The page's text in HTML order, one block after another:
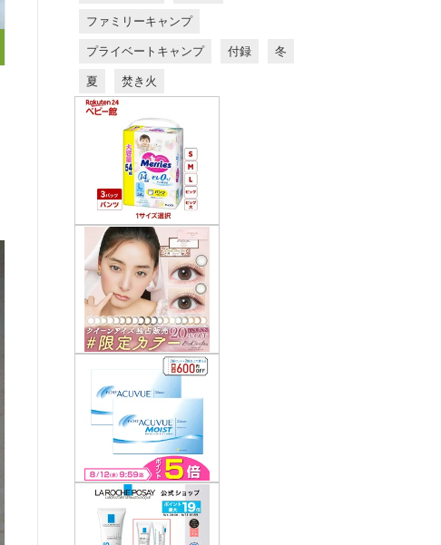
ファミリーキャンプ
プライベートキャンプ 付録 冬
夏 焚き火